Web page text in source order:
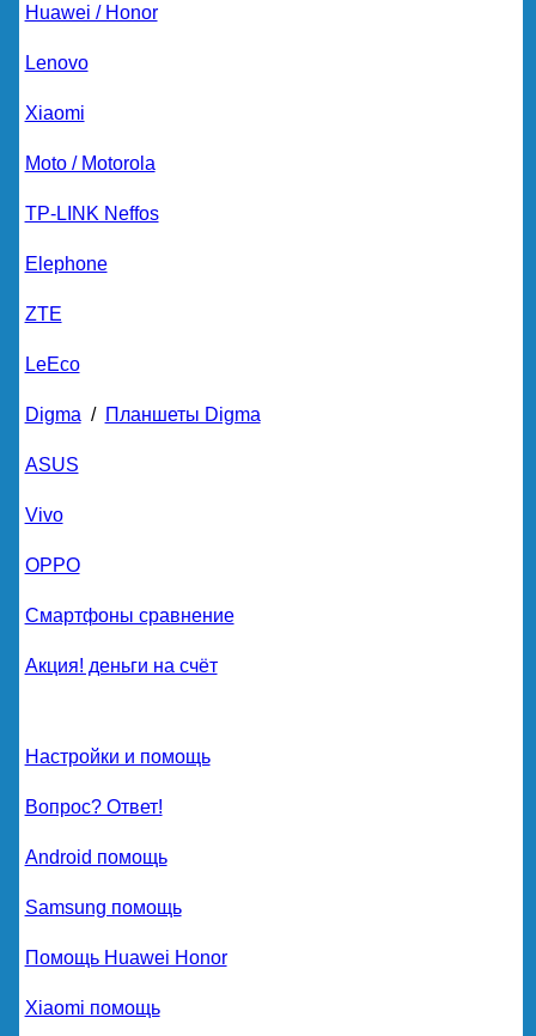
Huawei / Honor
Lenovo
Xiaomi
Moto / Motorola
TP-LINK Neffos
Elephone
ZTE
LeEco
Digma / Планшеты Digma
ASUS
Vivo
OPPO
Смартфоны сравнение
Акция! деньги на счёт
Настройки и помощь
Вопрос? Ответ!
Android помощь
Samsung помощь
Помощь Huawei Honor
Xiaomi помощь